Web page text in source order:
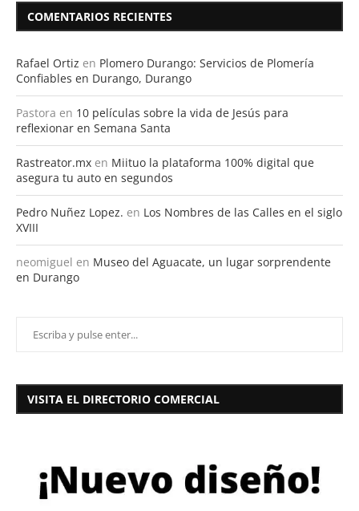
COMENTARIOS RECIENTES
Rafael Ortiz en Plomero Durango: Servicios de Plomería
Confiables en Durango, Durango
Pastora en 10 películas sobre la vida de Jesús para
reflexionar en Semana Santa
Rastreator.mx en Miituo la plataforma 100% digital que
asegura tu auto en segundos
Pedro Nuñez Lopez. en Los Nombres de las Calles en el siglo
XVIII
neomiguel en Museo del Aguacate, un lugar sorprendente
en Durango
VISITA EL DIRECTORIO COMERCIAL